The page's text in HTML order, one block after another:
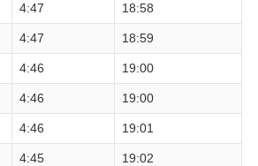
4:47 18:58
4:47 18:59
4:46 19:00
4:46 19:00
4:46 19:01
4:45 19:02